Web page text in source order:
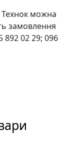
можна
замовлення
892 02 29; 096